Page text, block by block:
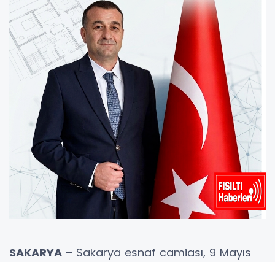
SAKARYA – Sakarya esnaf camiası, 9 Mayıs